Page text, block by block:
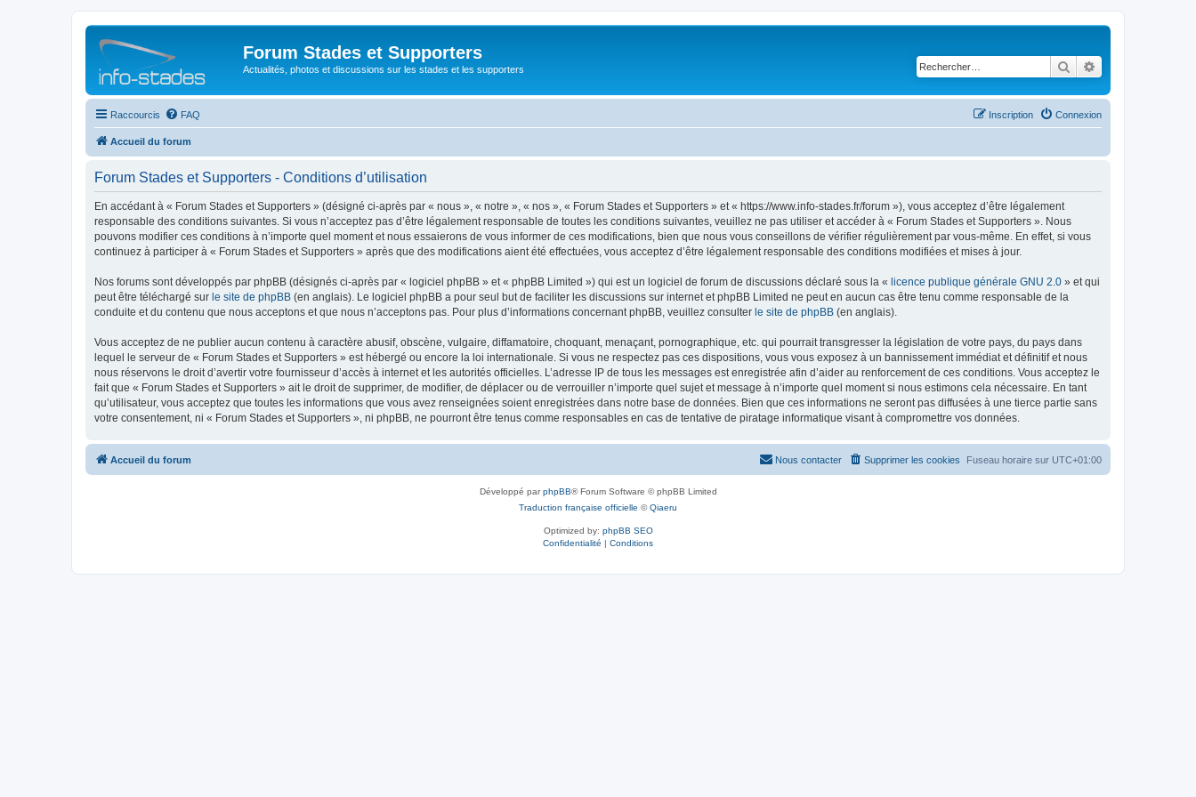
Forum Stades et Supporters
Actualités, photos et discussions sur les stades et les supporters Rechercher
Raccourcis FAQ Connexion
Inscription
Accueil du forum
Forum Stades et Supporters - Conditions d’utilisation
En accédant à « Forum Stades et Supporters » (désigné ci-après par « nous », « notre », « nos », « Forum Stades et Supporters » et « https://www.info-stades.fr/forum »), vous acceptez d’être légalement
responsable des conditions suivantes. Si vous n’acceptez pas d’être légalement responsable de toutes les conditions suivantes, veuillez ne pas utiliser et accéder à « Forum Stades et Supporters ». Nous
pouvons modifier ces conditions à n’importe quel moment et nous essaierons de vous informer de ces modifications, bien que nous vous conseillons de vérifier régulièrement par vous-même. En effet, si vous
continuez à participer à « Forum Stades et Supporters » après que des modifications aient été effectuées, vous acceptez d’être légalement responsable des conditions modifiées et mises à jour.
Nos forums sont développés par phpBB (désignés ci-après par « logiciel phpBB » et « phpBB Limited ») qui est un logiciel de forum de discussions déclaré sous la « licence publique générale GNU 2.0 » et qui
peut être téléchargé sur le site de phpBB (en anglais). Le logiciel phpBB a pour seul but de faciliter les discussions sur internet et phpBB Limited ne peut en aucun cas être tenu comme responsable de la
conduite et du contenu que nous acceptons et que nous n’acceptons pas. Pour plus d’informations concernant phpBB, veuillez consulter le site de phpBB (en anglais).
Vous acceptez de ne publier aucun contenu à caractère abusif, obscène, vulgaire, diffamatoire, choquant, menaçant, pornographique, etc. qui pourrait transgresser la législation de votre pays, du pays dans
lequel le serveur de « Forum Stades et Supporters » est hébergé ou encore la loi internationale. Si vous ne respectez pas ces dispositions, vous vous exposez à un bannissement immédiat et définitif et nous
nous réservons le droit d’avertir votre fournisseur d’accès à internet et les autorités officielles. L’adresse IP de tous les messages est enregistrée afin d’aider au renforcement de ces conditions. Vous acceptez le
fait que « Forum Stades et Supporters » ait le droit de supprimer, de modifier, de déplacer ou de verrouiller n’importe quel sujet et message à n’importe quel moment si nous estimons cela nécessaire. En tant
qu’utilisateur, vous acceptez que toutes les informations que vous avez renseignées soient enregistrées dans notre base de données. Bien que ces informations ne seront pas diffusées à une tierce partie sans
votre consentement, ni « Forum Stades et Supporters », ni phpBB, ne pourront être tenus comme responsables en cas de tentative de piratage informatique visant à compromettre vos données.
Accueil du forum Fuseau horaire sur UTC+01:00
Supprimer les cookies
Nous contacter
Développé parphpBB® Forum Software © phpBB Limited
Traduction française officielle ©Qiaeru
Optimized by: phpBB SEO
Confidentialité | Conditions